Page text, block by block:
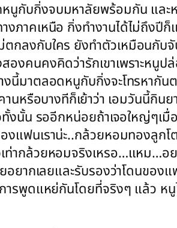
กับกิ่งจบมหาลัยพร้อมกัน และห
ภาคเหนือ กิ่งทำงานได้ไม่ถึง
ลงกับใคร ยังทำตัวเหมือนกั
คนคงคิดว่ารักเขาเพราะหนูป
นี้มาตลอดหนูกับกิ่งจะโทรหากัน
านหรือบางทีก็เย้าว่า เอมวันนี้กิ
นั้น รออีกหน่อยถ้าเจอใหญ่ๆเมื่อ
แฟนเราน่ะ..กล้วยหอมทองลูก
ากล้วยหอมจริงเหรอ…แหม…อ
อยากเลยและรับรองว่าโดนขอ
ารพูดแหย่กันโดยที่จริงๆ แล้ว